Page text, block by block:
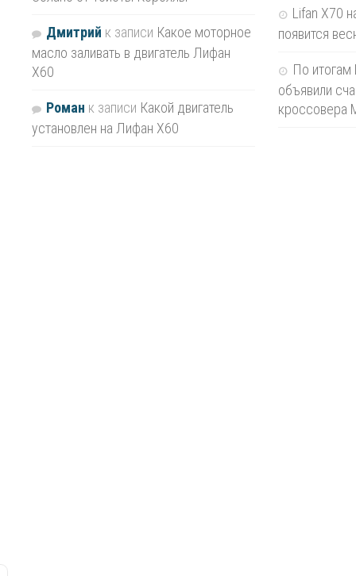
Дмитрий к записи Какое моторное
масло заливать в двигатель Лифан
Х60
Роман к записи Какой двигатель
установлен на Лифан Х60
Lifan X70
появится
По итогам
объявили
кроссовера